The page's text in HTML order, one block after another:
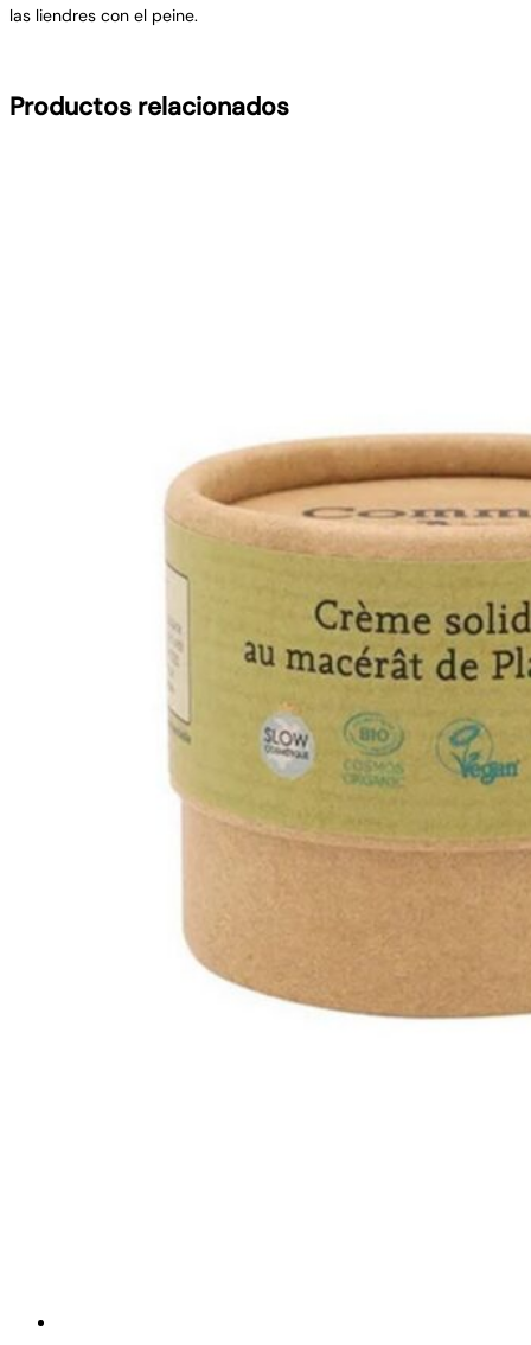
las liendres con el peine.
Productos relacionados